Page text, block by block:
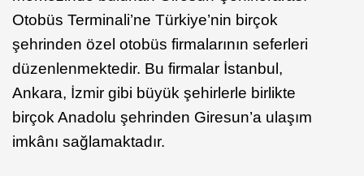
Otobüs Terminali’ne Türkiye’nin birçok
şehrinden özel otobüs firmalarının seferleri
düzenlenmektedir. Bu firmalar İstanbul,
Ankara, İzmir gibi büyük şehirlerle birlikte
birçok Anadolu şehrinden Giresun’a ulaşım
imkânı sağlamaktadır.